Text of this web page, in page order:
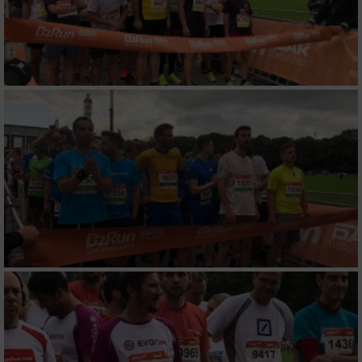
Verwendung reduzierter Daten zur Auswahl
IAB-Besonderheiten:
Verwendung genauer Standortdaten
Geräte anhand von aktiv angeforderten
Informationen identifizieren
Nicht-IAB-Verarbeitungszwecke:
Performance
Funktional